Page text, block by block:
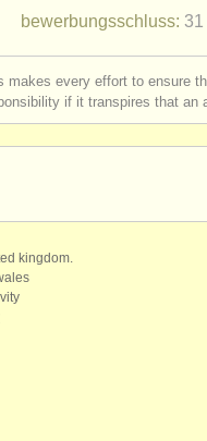
chorleiter/
dirigieren (60)
bewerbungsschluss: 31
makes every effort to ensure
if it transpires that an
kingdom.